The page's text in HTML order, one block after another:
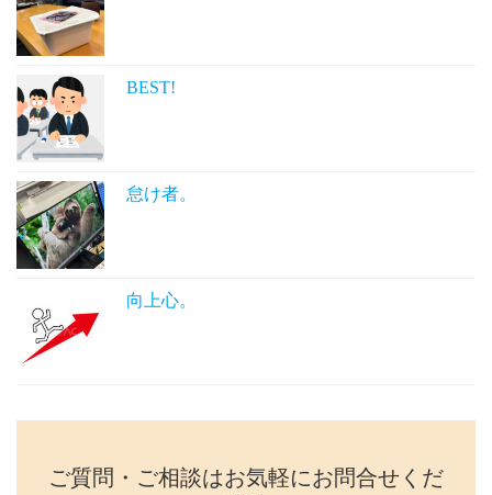
BEST!
怠け者。
向上心。
ご質問・ご相談はお気軽にお問合せくだ